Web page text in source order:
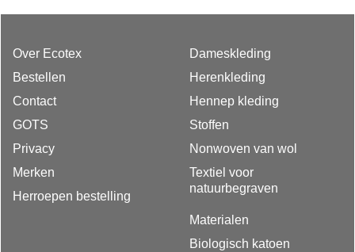
Over Ecotex
Bestellen
Contact
GOTS
Privacy
Merken
Herroepen bestelling
Dameskleding
Herenkleding
Hennep kleding
Stoffen
Nonwoven van wol
Textiel voor
natuurbegraven
Materialen
Biologisch katoen